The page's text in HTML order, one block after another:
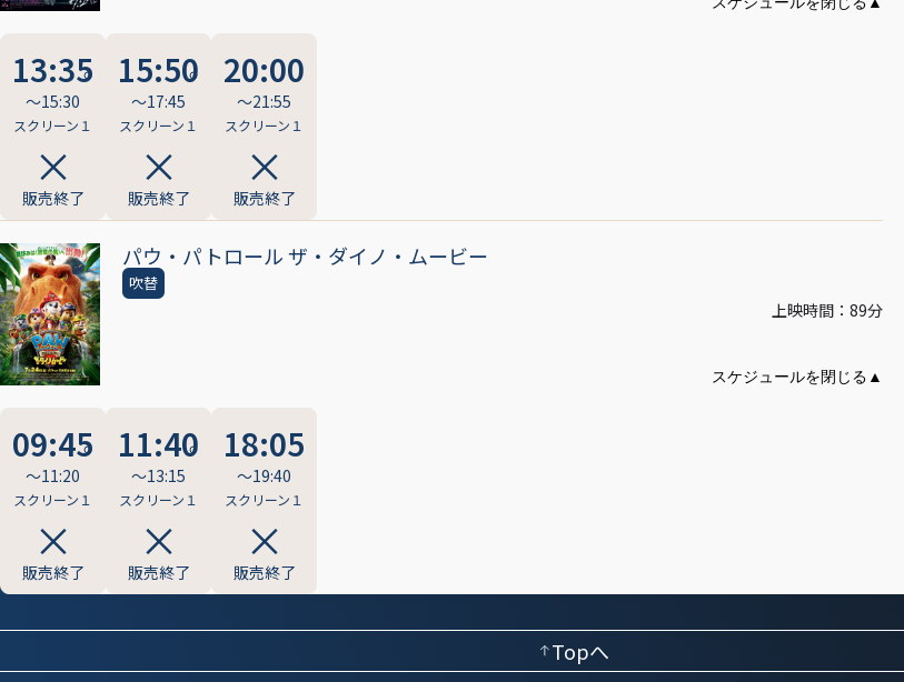
13:35
〜15:30
スクリーン１
販売終了
15:50
〜17:45
スクリーン１
販売終了
20:00
〜21:55
スクリーン１
販売終了
パウ・パトロール ザ・ダイノ・ムービー
吹替
上映時間：89分
09:45
〜11:20
スクリーン１
販売終了
11:40
〜13:15
スクリーン１
販売終了
18:05
〜19:40
スクリーン１
販売終了
Topへ